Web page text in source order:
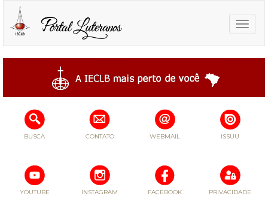
Toggle
BUSCA CONTATO WEBMAIL ISSUU
YOUTUBE INSTAGRAM FACEBOOK PRIVACIDADE